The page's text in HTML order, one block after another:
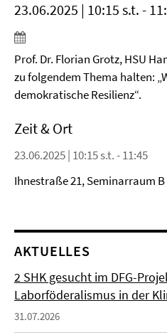
23.06.2025 | 10:15 s.t. -
Prof. Dr. Florian Grotz, HSU
zu folgendem Thema halten:
demokratische Resilienz“.
Zeit & Ort
23.06.2025 | 10:15 s.t. - 11:45
Ihnestraße 21, Seminarraum B
AKTUELLES
2 SHK gesucht im DFG-
Laborföderalismus in der
31.07.2026